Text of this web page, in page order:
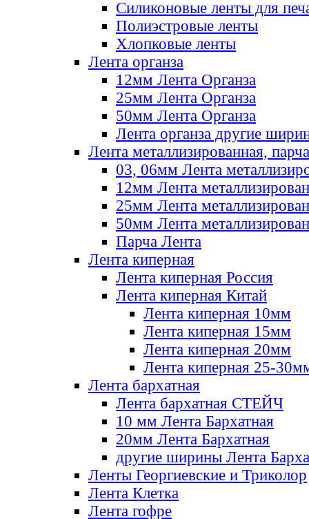
Силиконовые ленты для
Полиэстровые ленты
Хлопковые ленты
Лента органза
12мм Лента Органза
25мм Лента Органза
50мм Лента Органза
Лента органза другие
Лента металлизированная, парча
03, 06мм Лента
12мм Лента
25мм Лента
50мм Лента
Парча Лента
Лента киперная
Лента киперная Россия
Лента киперная Китай
Лента киперная 10мм
Лента киперная 15мм
Лента киперная 20мм
Лента киперная 25-
Лента бархатная
Лента бархатная СТЕЙЧ
10 мм Лента Бархатная
20мм Лента Бархатная
другие ширины Лента
Ленты Георгиевские и Триколор
Лента Клетка
Лента гофре